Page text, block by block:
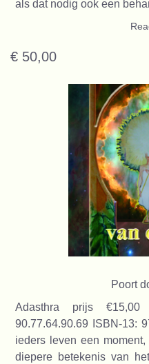
als dat nodig ook een
€ 50,00
Poort
Adasthra prijs €15,00
90.77.64.90.69 ISBN-13:
ieders leven een
diepere betekenis van